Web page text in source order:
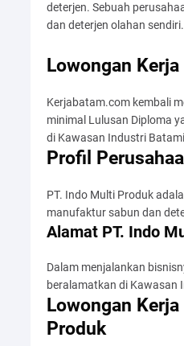
deterjen. Sebuah
dan deterjen olahan sendiri.
Lowongan
Kerjabatam.com kembali
minimal Lulusan Diploma
di Kawasan Industri
Profil
PT. Indo Multi Produk
manufaktur sabun dan
Alamat PT. Indo
Dalam menjalankan
beralamatkan di Kawasan
Lowongan
Produk